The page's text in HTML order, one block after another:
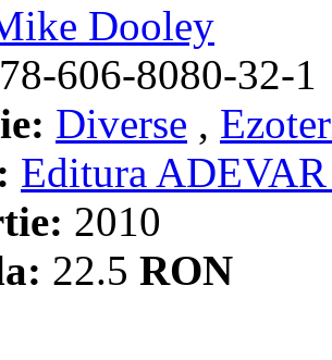
Dooley
606-8080-32-1
Diverse ,
Editura
2010
22.5 RON